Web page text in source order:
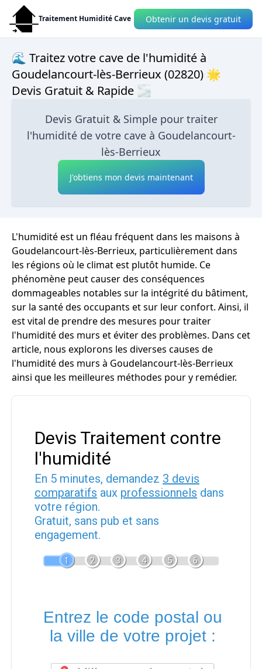
Traitement Humidité Cave Obtenir un devis gratuit
🌊 Traitez votre cave de l'humidité à
Goudelancourt-lès-Berrieux (02820) 🌟
Devis Gratuit & Rapide 🌫
Devis Gratuit & Simple pour traiter
l'humidité de votre cave à Goudelancourt-
lès-Berrieux
J'obtiens mon devis maintenant
L'humidité est un fléau fréquent dans les maisons à
Goudelancourt-lès-Berrieux, particulièrement dans
les régions où le climat est plutôt humide. Ce
phénomène peut causer des conséquences
dommageables notables sur la intégrité du bâtiment,
sur la santé des occupants et sur leur confort. Ainsi, il
est vital de prendre des mesures pour traiter
l'humidité des murs et éviter des problèmes. Dans cet
article, nous explorons les diverses causes de
l'humidité des murs à Goudelancourt-lès-Berrieux
ainsi que les meilleures méthodes pour y remédier.
Devis Traitement contre
l'humidité
En 5 minutes, demandez 3 devis
comparatifs aux professionnels dans
votre région.
Gratuit, sans pub et sans
engagement.
1 2 3 4 5 6
Entrez le code postal ou
la ville de votre projet :